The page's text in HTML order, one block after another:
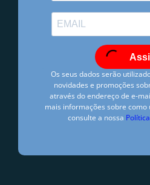
Os seus dados serão
novidades e promoções
através do endereço de e-
mais informações sobre como
consulte a nossa